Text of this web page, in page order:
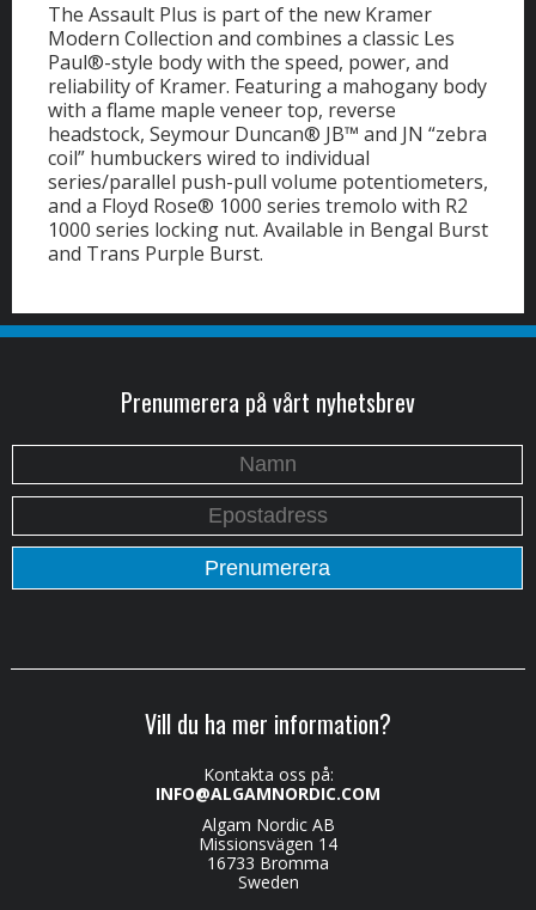
The Assault Plus is part of the new Kramer
Modern Collection and combines a classic Les
Paul®-style body with the speed, power, and
reliability of Kramer. Featuring a mahogany body
with a flame maple veneer top, reverse
headstock, Seymour Duncan® JB™ and JN “zebra
coil” humbuckers wired to individual
series/parallel push-pull volume potentiometers,
and a Floyd Rose® 1000 series tremolo with R2
1000 series locking nut. Available in Bengal Burst
and Trans Purple Burst.
Prenumerera på vårt nyhetsbrev
Vill du ha mer information?
Kontakta oss på:
INFO@ALGAMNORDIC.COM
Algam Nordic AB
Missionsvägen 14
16733 Bromma
Sweden